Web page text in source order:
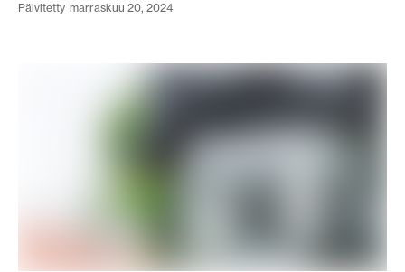
päivitetty marraskuu 20, 2024